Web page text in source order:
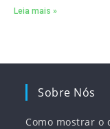
Leia mais »
Sobre Nós
Como mostrar o